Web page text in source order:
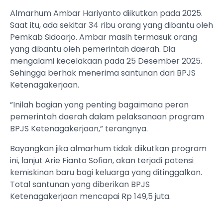
Almarhum Ambar Hariyanto diikutkan pada 2025.
Saat itu, ada sekitar 34 ribu orang yang dibantu oleh
Pemkab Sidoarjo. Ambar masih termasuk orang
yang dibantu oleh pemerintah daerah. Dia
mengalami kecelakaan pada 25 Desember 2025.
Sehingga berhak menerima santunan dari BPJS
Ketenagakerjaan.
”Inilah bagian yang penting bagaimana peran
pemerintah daerah dalam pelaksanaan program
BPJS Ketenagakerjaan,” terangnya.
Bayangkan jika almarhum tidak diikutkan program
ini, lanjut Arie Fianto Sofian, akan terjadi potensi
kemiskinan baru bagi keluarga yang ditinggalkan.
Total santunan yang diberikan BPJS
Ketenagakerjaan mencapai Rp 149,5 juta.